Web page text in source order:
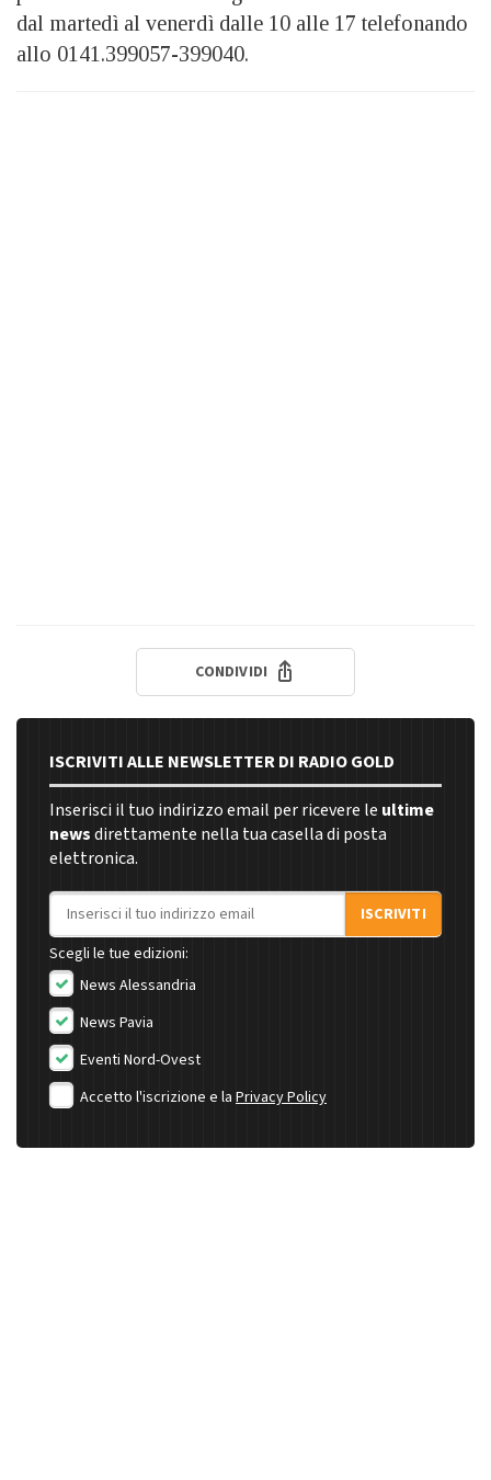
dal martedì al venerdì dalle 10 alle 17 telefonando
allo 0141.399057-399040.
CONDIVIDI
ISCRIVITI ALLE NEWSLETTER DI RADIO GOLD
Inserisci il tuo indirizzo email per ricevere le ultime
newsdirettamente nella tua casella di posta
elettronica.
Indirizzo email
ISCRIVITI
Scegli le tue edizioni:
News Alessandria
News Pavia
Eventi Nord-Ovest
Accetto l'iscrizione e la Privacy Policy